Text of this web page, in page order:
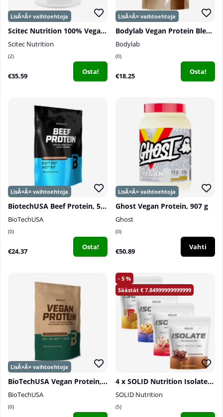
Scitec Nutrition 100% Vegan Protein, 1000 g
Scitec Nutrition
2
€35.59 Osta!
Bodylab Vegan Protein Blend, 400 g
Bodylab
0
€18.25 Osta!
BiotechUSA Beef Protein, 500 g
BioTechUSA
0
€24.37 Osta!
Ghost Vegan Protein, 907 g
Ghost
0
€50.89 Vahti
BioTechUSA Vegan Protein, 500 g
BioTechUSA
0
5
7.84999999999999
4 x SOLID Nutrition Isolate, 750 g
SOLID Nutrition
5